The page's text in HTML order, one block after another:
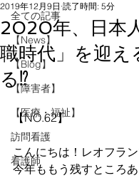
全ての記事
【News】
【Blog】
【障害者】
【医療・福祉】
訪問看護
看護師
2020年、日本
職時代」を迎え
る⁉
2019年12月9日 読了時間: 5分
【NO.62】
こんにちは！レオフラン
今年ももう残すところ